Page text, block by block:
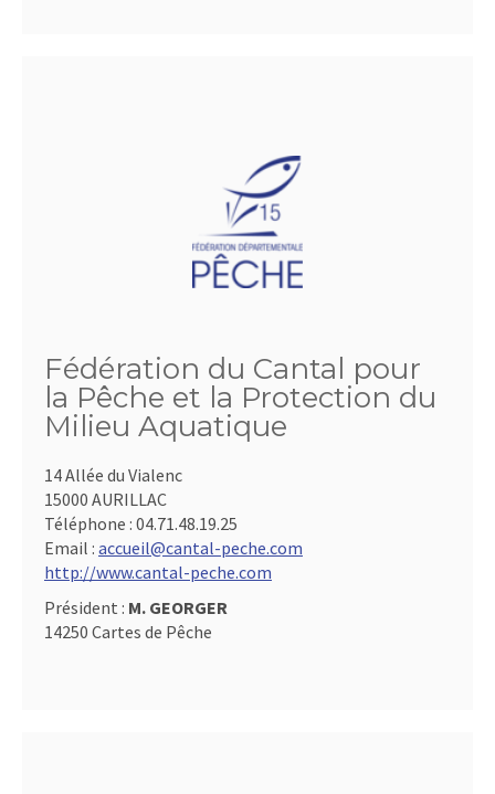
Fédération du Cantal pour
la Pêche et la Protection du
Milieu Aquatique
14 Allée du Vialenc
15000 AURILLAC
Téléphone : 04.71.48.19.25
Email : accueil@cantal-peche.com
http://www.cantal-peche.com
Président : M. GEORGER
14250 Cartes de Pêche